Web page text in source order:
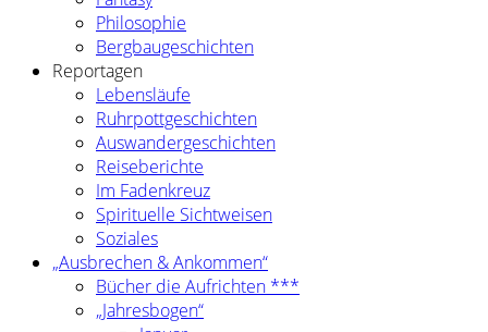
Philosophie
Bergbaugeschichten
Reportagen
Lebensläufe
Ruhrpottgeschichten
Auswandergeschichten
Reiseberichte
Im Fadenkreuz
Spirituelle Sichtweisen
Soziales
„Ausbrechen & Ankommen“
Bücher die Aufrichten ***
„Jahresbogen“